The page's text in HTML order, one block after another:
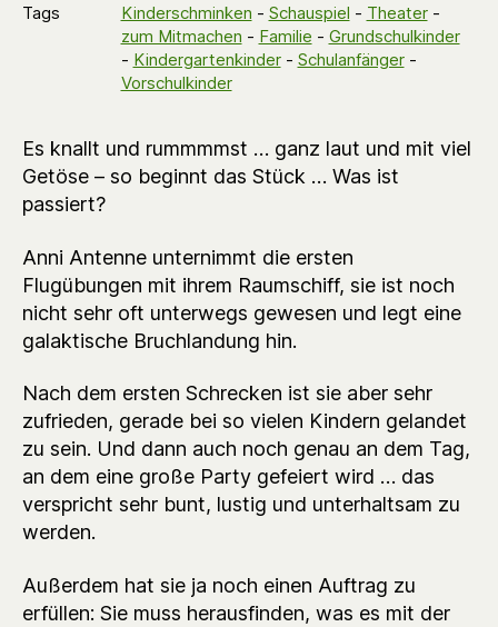
Tags
Kinderschminken - Schauspiel - Theater-
zum Mitmachen - Familie - Grundschulkinder
- Kindergartenkinder- Schulanfänger-
Vorschulkinder
Es knallt und rummmmst … ganz laut und mit viel
Getöse – so beginnt das Stück … Was ist
passiert?
Anni Antenne unternimmt die ersten
Flugübungen mit ihrem Raumschiff, sie ist noch
nicht sehr oft unterwegs gewesen und legt eine
galaktische Bruchlandung hin.
Nach dem ersten Schrecken ist sie aber sehr
zufrieden, gerade bei so vielen Kindern gelandet
zu sein. Und dann auch noch genau an dem Tag,
an dem eine große Party gefeiert wird … das
verspricht sehr bunt, lustig und unterhaltsam zu
werden.
Außerdem hat sie ja noch einen Auftrag zu
erfüllen: Sie muss herausfinden, was es mit der